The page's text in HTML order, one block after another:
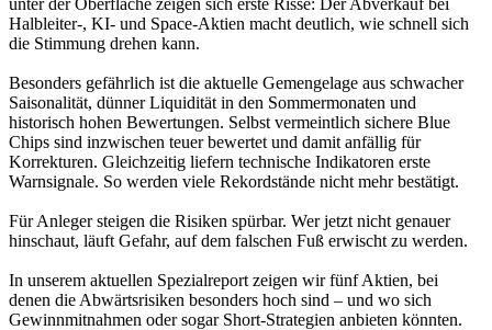
Halbleiter-, KI- und Space-Aktien macht deutlich, wie schnell sich
die Stimmung drehen kann.
Besonders gefährlich ist die aktuelle Gemengelage aus schwacher
Saisonalität, dünner Liquidität in den Sommermonaten und
historisch hohen Bewertungen. Selbst vermeintlich sichere Blue
Chips sind inzwischen teuer bewertet und damit anfällig für
Korrekturen. Gleichzeitig liefern technische Indikatoren erste
Warnsignale. So werden viele Rekordstände nicht mehr bestätigt.
Für Anleger steigen die Risiken spürbar. Wer jetzt nicht genauer
hinschaut, läuft Gefahr, auf dem falschen Fuß erwischt zu werden.
In unserem aktuellen Spezialreport zeigen wir fünf Aktien, bei
denen die Abwärtsrisiken besonders hoch sind – und wo sich
Gewinnmitnahmen oder sogar Short-Strategien anbieten könnten.